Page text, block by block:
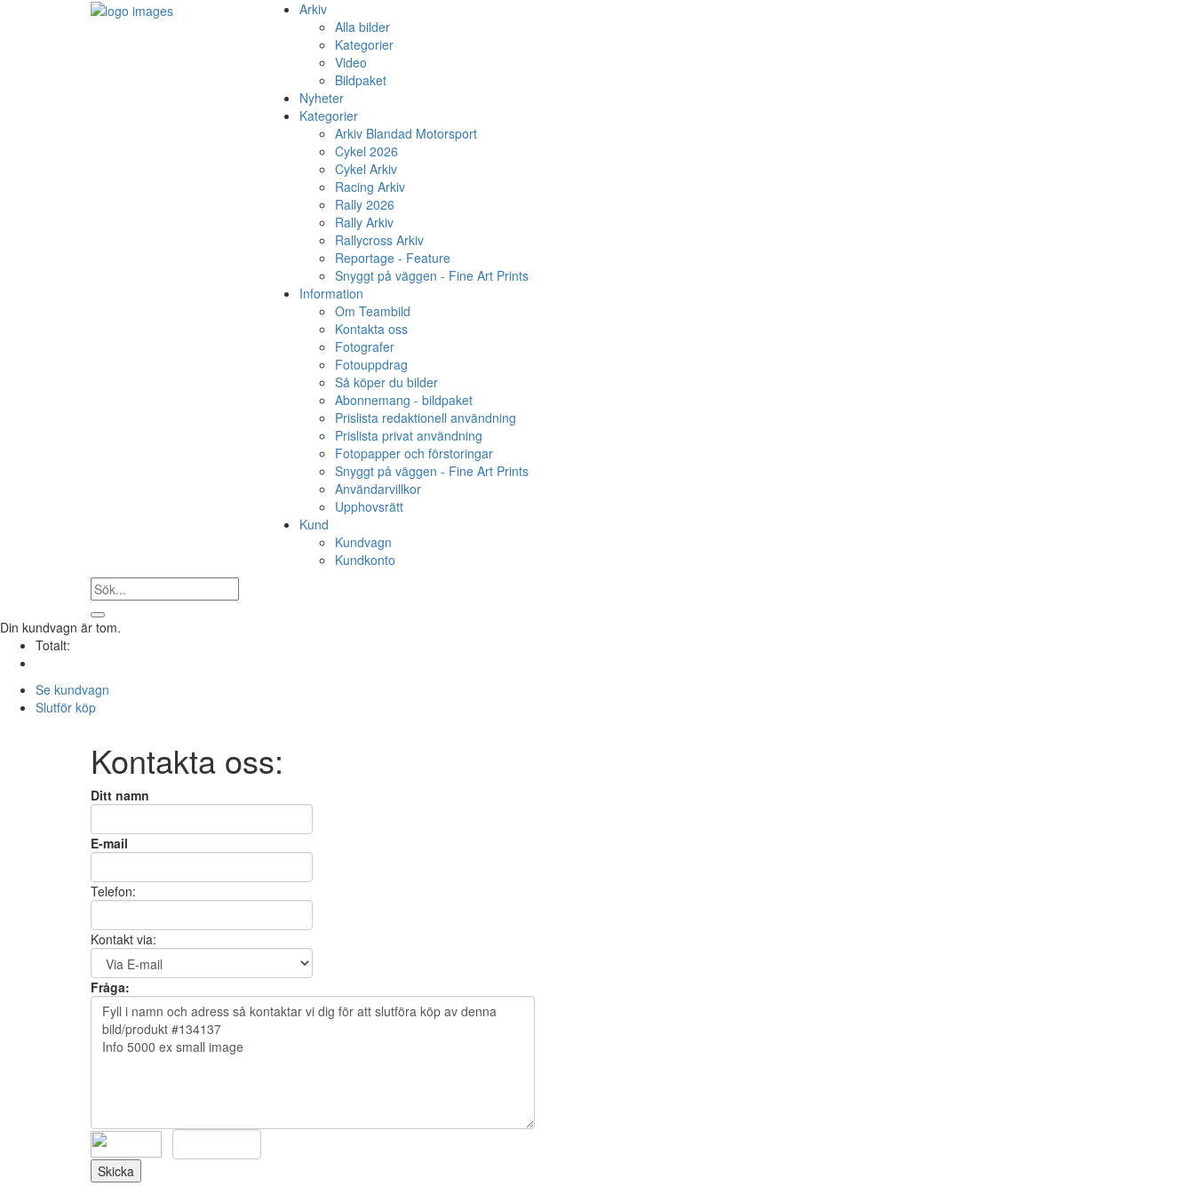
Arkiv
Alla bilder
Kategorier
Video
Bildpaket
Nyheter
Kategorier
Arkiv Blandad Motorsport
Cykel 2026
Cykel Arkiv
Racing Arkiv
Rally 2026
Rally Arkiv
Rallycross Arkiv
Reportage - Feature
Snyggt på väggen - Fine Art Prints
Information
Om Teambild
Kontakta oss
Fotografer
Fotouppdrag
Så köper du bilder
Abonnemang - bildpaket
Prislista redaktionell användning
Prislista privat användning
Fotopapper och förstoringar
Snyggt på väggen - Fine Art Prints
Användarvillkor
Upphovsrätt
Kund
Kundvagn
Kundkonto
Din kundvagn är tom.
Totalt:
Se kundvagn
Slutför köp
Kontakta oss:
Ditt namn
E-mail
Telefon:
Kontakt via:
Fråga: